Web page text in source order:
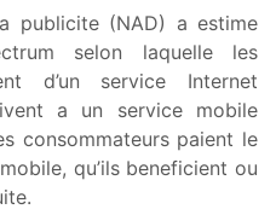
publicite (NAD) a estime
selon laquelle les
d’un service Internet
a un service mobile
consommateurs paient le
qu’ils beneficient ou